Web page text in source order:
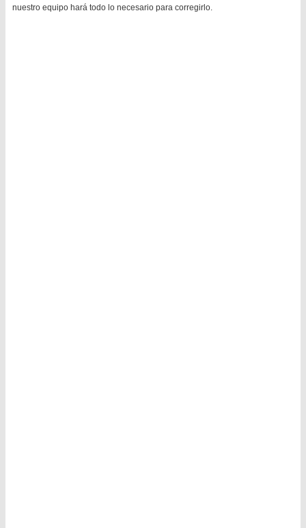
nuestro equipo hará todo lo necesario para corregirlo.